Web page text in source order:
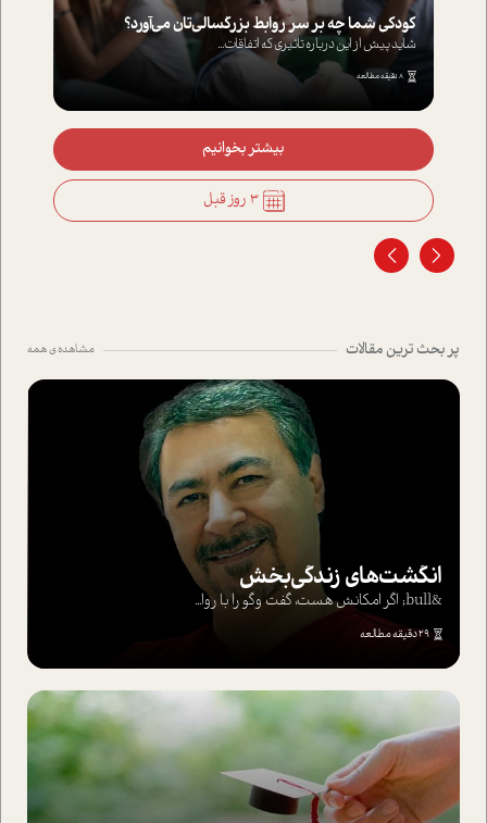
کودکی شما چه بر سر روابط بزرگسالی‌تان می‌آورد؟
شاید پیش از این درباره تاثیری که اتفاقات...
8 دقیقه مطالعه
بیشتر بخوانیم
3 روز قبل
پر بحث ترین مقالات مشاهده ی همه
انگشت‌های‌ زندگی‌بخش
&bull; اگر امکانش هست، گفت وگو را با روا...
29 دقیقه مطالعه